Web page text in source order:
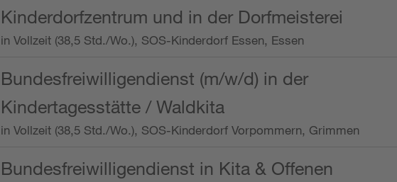
Kinderdorfzentrum und in der Dorfmeisterei
in Vollzeit (38,5 Std./Wo.), SOS-Kinderdorf Essen, Essen
Bundesfreiwilligendienst (m/w/d) in der
Kindertagesstätte / Waldkita
in Vollzeit (38,5 Std./Wo.), SOS-Kinderdorf Vorpommern, Grimmen
Bundesfreiwilligendienst in Kita & Offenen